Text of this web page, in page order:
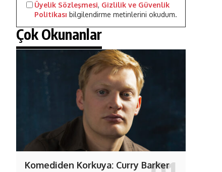
Üyelik Sözleşmesi, Gizlilik ve Güvenlik
Politikası bilgilendirme metinlerini okudum.
Çok Okunanlar
Komediden Korkuya: Curry Barker